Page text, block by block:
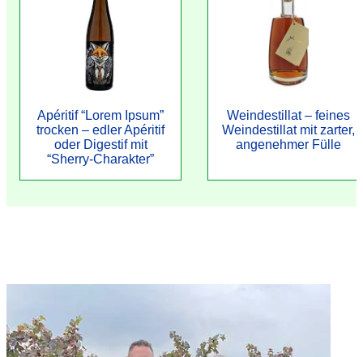
Apéritif “Lorem Ipsum”
trocken – edler Apéritif
oder Digestif mit
“Sherry-Charakter”
Weindestillat – feines
Weindestillat mit zarter,
angenehmer Fülle